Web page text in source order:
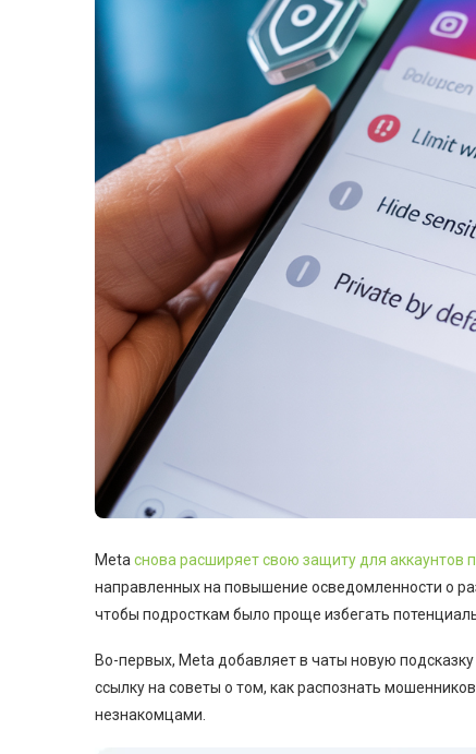
Meta снова расширяет свою защиту для аккаунтов
направленных на повышение осведомленности о
чтобы подросткам было проще избегать
Во-первых, Meta добавляет в чаты новую
ссылку на советы о том, как распознать
незнакомцами.